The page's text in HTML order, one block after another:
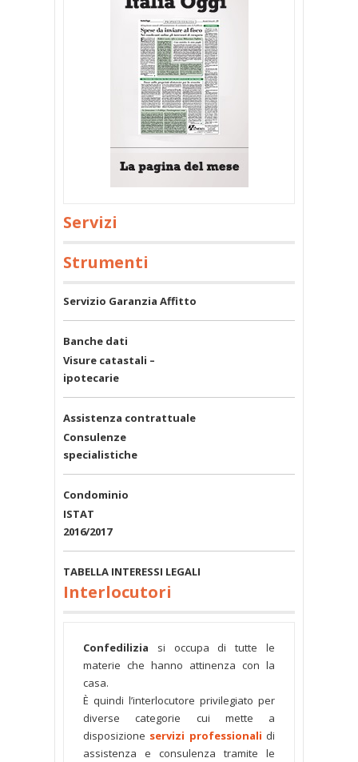
Servizi
Strumenti
Servizio Garanzia Affitto
Banche dati
Visure catastali –
ipotecarie
Assistenza contrattuale
Consulenze
specialistiche
Condominio
ISTAT
2016/2017
TABELLA INTERESSI LEGALI
Interlocutori
Confedilizia si occupa di tutte le
materie che hanno attinenza con la
casa.
È quindi l’interlocutore privilegiato per
diverse categorie cui mette a
disposizione servizi professionali di
assistenza e consulenza tramite le